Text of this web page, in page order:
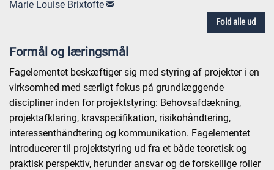
Marie Louise Brixtofte
Fold alle ud
Formål og læringsmål
Fagelementet beskæftiger sig med styring af projekter i en
virksomhed med særligt fokus på grundlæggende
discipliner inden for projektstyring: Behovsafdækning,
projektafklaring, kravspecifikation, risikohåndtering,
interessenthåndtering og kommunikation. Fagelementet
introducerer til projektstyring ud fra et både teoretisk og
praktisk perspektiv, herunder ansvar og de forskellige roller